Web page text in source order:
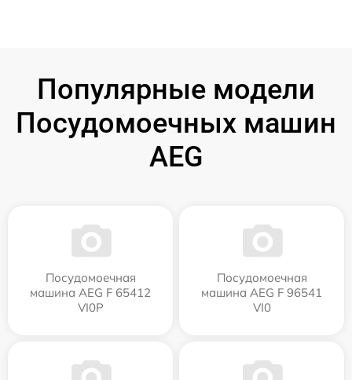
Популярные модели
Посудомоечных машин
AEG
Посудомоечная
машина AEG F 65412
VI0P
Посудомоечная
машина AEG F 96541
VI0